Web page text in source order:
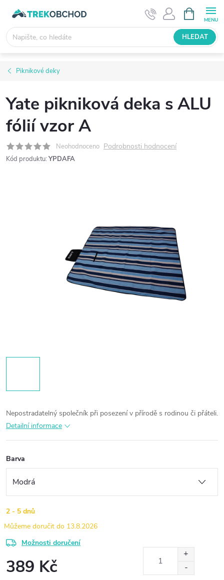
obsah
NÁKUPNÍ
KOŠÍK
HLEDAT
Piknikové deky
Yate pikniková deka s ALU
fólií vzor A
Neohodnoceno Podrobnosti hodnocení
Kód produktu: YPDAFA
Nepostradatelný společník při posezení v přírodě s rodinou či přáteli.
Detailní informace
Barva
2 - 5 dnů
13.8.2026
Možnosti doručení
389 Kč